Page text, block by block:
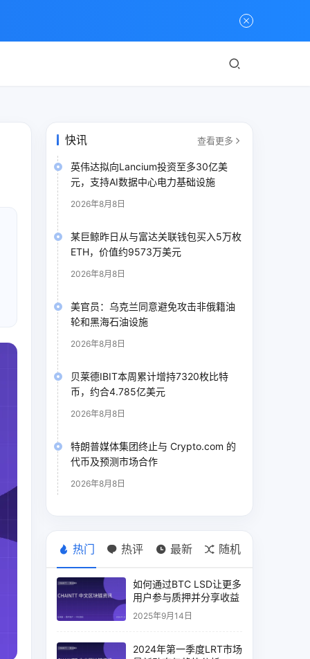
快讯 查看更多
英伟达拟向Lancium投资至多30亿美
元，支持AI数据中心电力基础设施
2026年8月8日
某巨鲸昨日从与富达关联钱包买入5万枚
ETH，价值约9573万美元
2026年8月8日
美官员：乌克兰同意避免攻击非俄籍油
轮和黑海石油设施
2026年8月8日
贝莱德IBIT本周累计增持7320枚比特
币，约合4.785亿美元
2026年8月8日
特朗普媒体集团终止与 Crypto.com 的
代币及预测市场合作
2026年8月8日
热门 热评 最新 随机
如何通过BTC LSD让更多
用户参与质押并分享收益
2025年9月14日
2024年第一季度LRT市场